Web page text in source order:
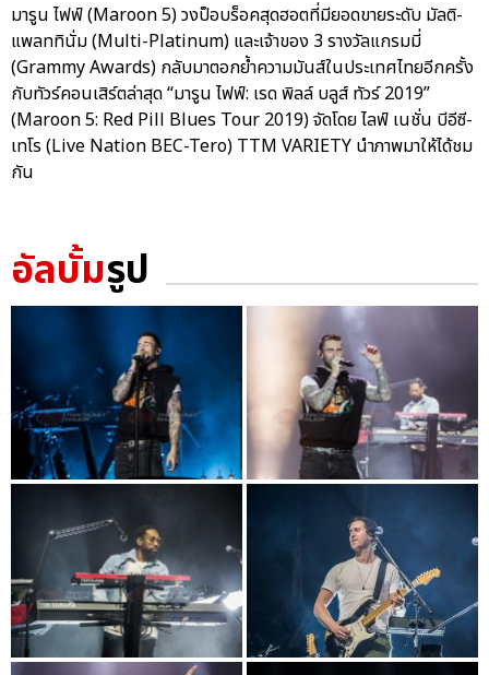
มารูน ไฟฟ์ (Maroon 5) วงป็อบร็อคสุดฮอตที่มียอดขายระดับ มัลติ-
แพลททินั่ม (Multi-Platinum) และเจ้าของ 3 รางวัลแกรมมี่
(Grammy Awards) กลับมาตอกย้ำความมันส์ในประเทศไทยอีกครั้ง
กับทัวร์คอนเสิร์ตล่าสุด “มารูน ไฟฟ์: เรด พิลล์ บลูส์ ทัวร์ 2019”
(Maroon 5: Red Pill Blues Tour 2019) จัดโดย ไลฟ์ เนชั่น บีอีซี-
เทโร (Live Nation BEC-Tero) TTM VARIETY นำภาพมาให้ได้ชม
กัน
อัลบั้มรูป